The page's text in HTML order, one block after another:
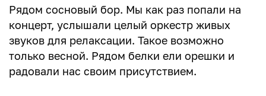
Рядом сосновый бор. Мы как раз попали на
концерт, услышали целый оркестр живых
звуков для релаксации. Такое возможно
только весной. Рядом белки ели орешки и
радовали нас своим присутствием.